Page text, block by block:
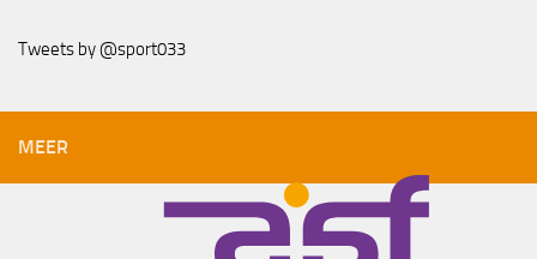
Tweets by @sport033
MEER